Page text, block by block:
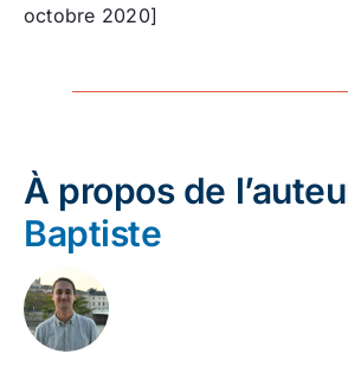
octobre 2020]
À propos de
Baptiste